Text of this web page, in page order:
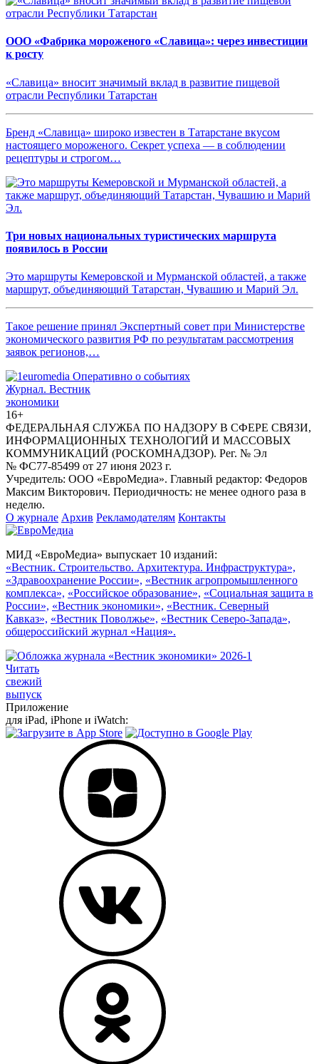
ООО «Фабрика мороженого «Славица»: через инвестиции
к росту
«Славица» вносит значимый вклад в развитие пищевой
отрасли Республики Татарстан
Бренд «Славица» широко известен в Татарстане вкусом
настоящего мороженого. Секрет успеха — в соблюдении
рецептуры и строгом…
Три новых национальных туристических маршрута
появилось в России
Это маршруты Кемеровской и Мурманской областей, а также
маршрут, объединяющий Татарстан, Чувашию и Марий Эл.
Такое решение принял Экспертный совет при Министерстве
экономического развития РФ по результатам рассмотрения
заявок регионов,…
Журнал. Вестник
экономики
16+
ФЕДЕРАЛЬНАЯ СЛУЖБА ПО НАДЗОРУ В СФЕРЕ СВЯЗИ,
ИНФОРМАЦИОННЫХ ТЕХНОЛОГИЙ И МАССОВЫХ
КОММУНИКАЦИЙ (РОСКОМНАДЗОР). Рег. № Эл
№ ФС77-85499 от 27 июня 2023 г.
Учредитель: ООО «ЕвроМедиа». Главный редактор: Федоров
Максим Викторович. Периодичность: не менее одного раза в
неделю.
О журнале Архив Рекламодателям Контакты
МИД «ЕвроМедиа» выпускает 10 изданий:
«Вестник. Строительство. Архитектура. Инфраструктура»,
«Здравоохранение России», «Вестник агропромышленного
комплекса», «Российское образование», «Социальная защита в
России», «Вестник экономики», «Вестник. Северный
Кавказ», «Вестник Поволжье», «Вестник Северо-Запада»,
общероссийский журнал «Нация».
Читать
свежий
выпуск
Приложение
для iPad, iPhone и iWatch: